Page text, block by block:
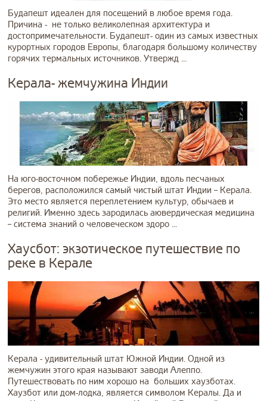
Будапешт идеален для посещений в любое время года.
Причина - не только великолепная архитектура и
достопримечательности. Будапешт- один из самых известных
курортных городов Европы, благодаря большому количеству
горячих термальных источников. Утвержд ...
Керала- жемчужина Индии
На юго-восточном побережье Индии, вдоль песчаных
берегов, расположился самый чистый штат Индии – Керала.
Это место является переплетением культур, обычаев и
религий. Именно здесь зародилась аювердическая медицина
– система знаний о человеческом здоро ...
Хаусбот: экзотическое путешествие по
реке в Керале
Керала - удивительный штат Южной Индии. Одной из
жемчужин этого края называют заводи Алеппо.
Путешествовать по ним хорошо на больших хаузботах.
Хаузбот или дом-лодка, является символом Кералы. Да и